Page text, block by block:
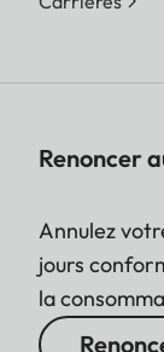
Renoncer
Annulez
jours
la